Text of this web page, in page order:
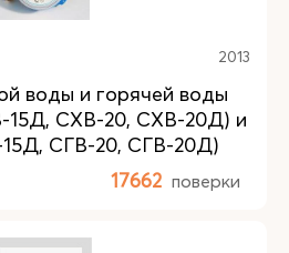
2013
воды и горячей воды
15Д, СХВ-20, СХВ-20Д) и
СГВ-20, СГВ-20Д)
17662 поверки